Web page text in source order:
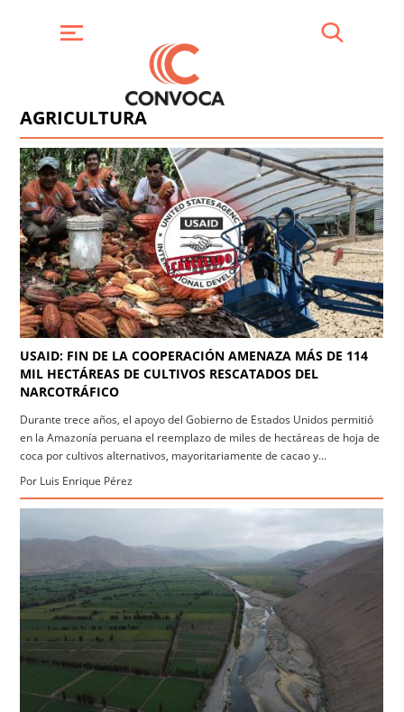
AGRICULTURA
USAID: FIN DE LA COOPERACIÓN AMENAZA MÁS DE 114
MIL HECTÁREAS DE CULTIVOS RESCATADOS DEL
NARCOTRÁFICO
Durante trece años, el apoyo del Gobierno de Estados Unidos permitió
en la Amazonía peruana el reemplazo de miles de hectáreas de hoja de
coca por cultivos alternativos, mayoritariamente de cacao y...
Por Luis Enrique Pérez